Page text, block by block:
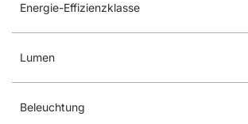
Energie-Effizienzklasse
Lumen
Beleuchtung